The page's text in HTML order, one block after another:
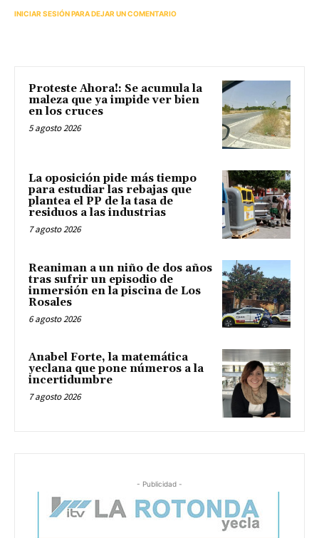
INICIAR SESIÓN PARA DEJAR UN COMENTARIO
Proteste Ahora!: Se acumula la
maleza que ya impide ver bien
en los cruces
5 agosto 2026
La oposición pide más tiempo
para estudiar las rebajas que
plantea el PP de la tasa de
residuos a las industrias
7 agosto 2026
Reaniman a un niño de dos años
tras sufrir un episodio de
inmersión en la piscina de Los
Rosales
6 agosto 2026
Anabel Forte, la matemática
yeclana que pone números a la
incertidumbre
7 agosto 2026
- Publicidad -